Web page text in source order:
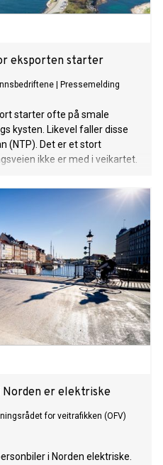
eksporten starter
Pressemelding
starter ofte på smale
kysten. Likevel faller disse
(NTP). Det er et stort
ikke er med i veikartet.
Norden er elektriske
for veitrafikken (OFV)
i Norden elektriske.